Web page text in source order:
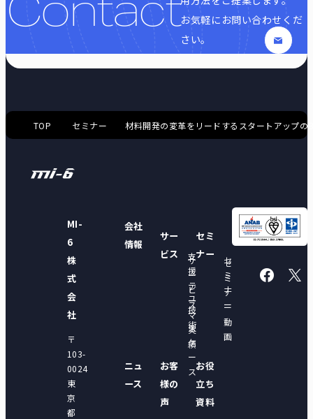
お気軽にお問い合わせくだ
さい。
TOP セミナー 材料開発の変革をリードするスタートアップ
MI-
6
株
式
会
社
〒
103-
0024
東
京
都
会社
情報
サー
ビス
サ
ー
ビ
ス
支
援
テ
ー
マ
実
績
技
術
ユ
ー
ス
ケ
ー
ス
セミ
ナー
セ
ミ
ナ
ー
セ
ミ
ナ
ー
動
画
ニュ
ース
お客
様の
声
お役
立ち
資料